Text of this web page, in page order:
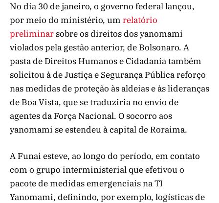
No dia 30 de janeiro, o governo federal lançou,
por meio do ministério, um relatório
preliminar sobre os direitos dos yanomami
violados pela gestão anterior, de Bolsonaro. A
pasta de Direitos Humanos e Cidadania também
solicitou à de Justiça e Segurança Pública reforço
nas medidas de proteção às aldeias e às lideranças
de Boa Vista, que se traduziria no envio de
agentes da Força Nacional. O socorro aos
yanomami se estendeu à capital de Roraima.
A Funai esteve, ao longo do período, em contato
com o grupo interministerial que efetivou o
pacote de medidas emergenciais na TI
Yanomami, definindo, por exemplo, logísticas de